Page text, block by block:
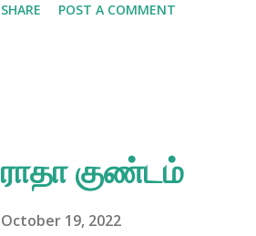
கொள்ளாவிட்டால், அவை வெறும்
SHARE POST A COMMENT
ராதா குண்டம்
October 19, 2022